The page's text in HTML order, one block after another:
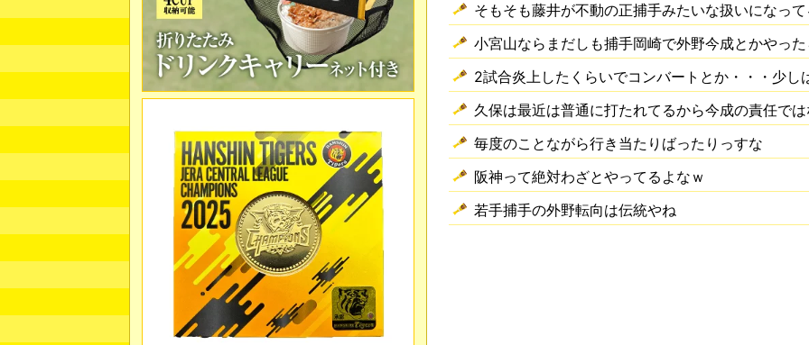
そもそも藤井が不動の正捕手みたいな扱いになっ
小宮山ならまだしも捕手岡崎で外野今成とかやっ
2試合炎上したくらいでコンバートとか・・・少
久保は最近は普通に打たれてるから今成の責任で
毎度のことながら行き当たりばったりっすな
阪神って絶対わざとやってるよなｗ
若手捕手の外野転向は伝統やね